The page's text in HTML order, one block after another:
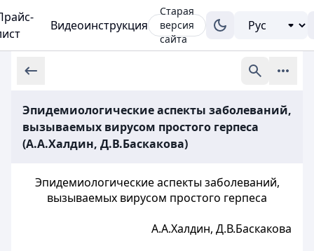
Видеоинструкция
Старая
версия
сайта
Эпидемиологические аспекты заболеваний,
вызываемых вирусом простого герпеса
(А.А.Халдин, Д.В.Баскакова)
Эпидемиологические аспекты заболеваний,
вызываемых вирусом простого герпеса
А.А.Халдин, Д.В.Баскакова